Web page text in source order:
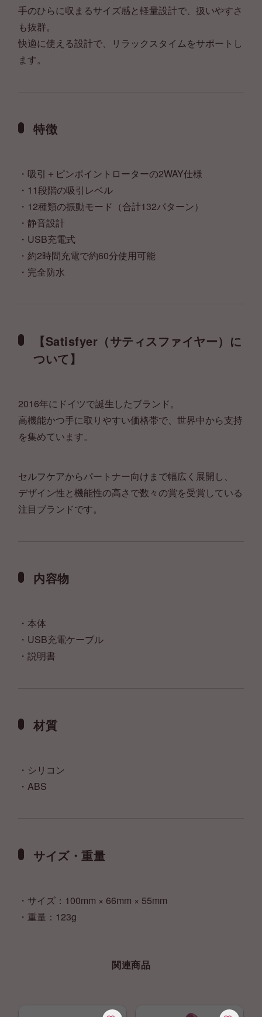
手のひらに収まるサイズ感と軽量設計で、扱いやすさ
も抜群。
快適に使える設計で、リラックスタイムをサポートし
ます。
特徴
・吸引＋ピンポイントローターの2WAY仕様
・11段階の吸引レベル
・12種類の振動モード（合計132パターン）
・静音設計
・USB充電式
・約2時間充電で約60分使用可能
・完全防水
【Satisfyer（サティスファイヤー）に
ついて】
2016年にドイツで誕生したブランド。
高機能かつ手に取りやすい価格帯で、世界中から支持
を集めています。
セルフケアからパートナー向けまで幅広く展開し、
デザイン性と機能性の高さで数々の賞を受賞している
注目ブランドです。
内容物
・本体
・USB充電ケーブル
・説明書
材質
・シリコン
・ABS
サイズ・重量
・サイズ：100mm × 66mm × 55mm
・重量：123g
関連商品